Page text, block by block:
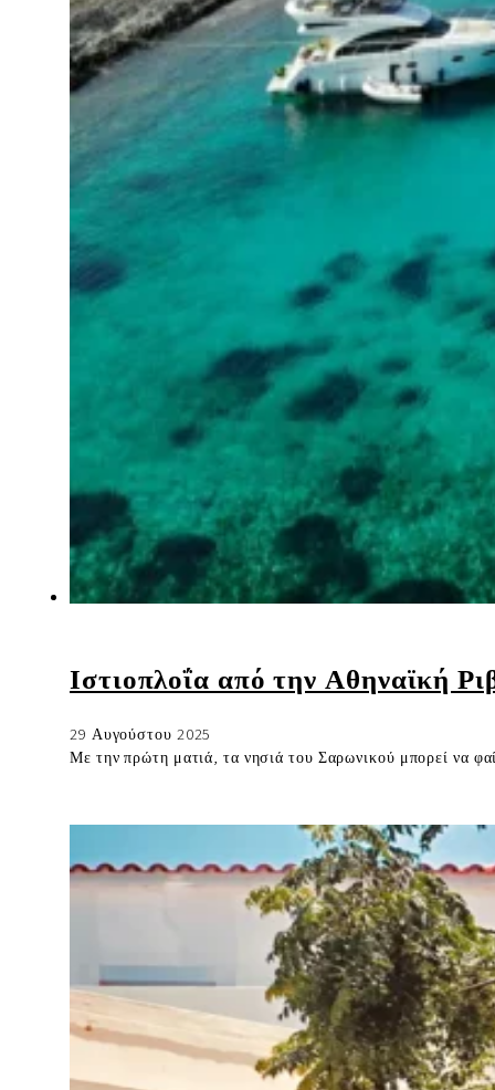
Ιστιοπλοΐα από την Αθηναϊκή
29 Αυγούστου 2025
Με την πρώτη ματιά, τα νησιά του Σαρωνικού μπορεί να